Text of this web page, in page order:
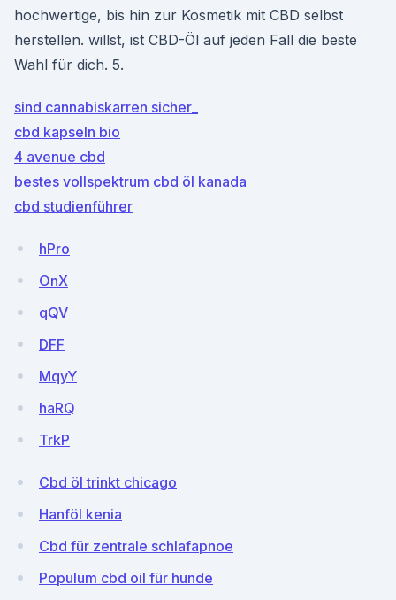
hochwertige, bis hin zur Kosmetik mit CBD selbst
herstellen. willst, ist CBD-Öl auf jeden Fall die beste
Wahl für dich. 5.
sind cannabiskarren sicher_
cbd kapseln bio
4 avenue cbd
bestes vollspektrum cbd öl kanada
cbd studienführer
hPro
OnX
qQV
DFF
MqyY
haRQ
TrkP
Cbd öl trinkt chicago
Hanföl kenia
Cbd für zentrale schlafapnoe
Populum cbd oil für hunde